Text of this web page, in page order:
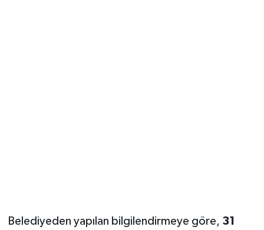
Belediyeden yapılan bilgilendirmeye göre, 31